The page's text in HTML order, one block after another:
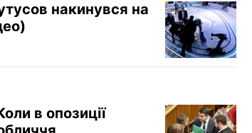
накинувся на
в опозиції